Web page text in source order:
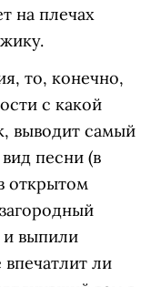
на плечах
то, конечно,
с какой
выводит самый
песни (в
открытом
и выпили
ли